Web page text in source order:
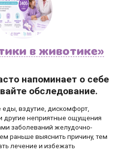
в животике»
напоминает о себе
обследование.
еды, вздутие, дискомфорт,
другие неприятные ощущения
заболеваний желудочно-
раньше выяснить причину, тем
лечение и избежать